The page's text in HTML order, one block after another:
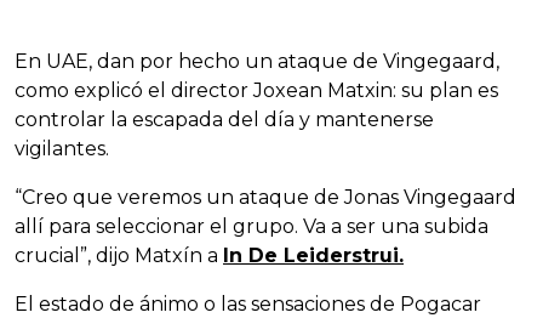
En UAE, dan por hecho un ataque de Vingegaard,
como explicó el director Joxean Matxin: su plan es
controlar la escapada del día y mantenerse
vigilantes.
“Creo que veremos un ataque de Jonas Vingegaard
allí para seleccionar el grupo. Va a ser una subida
crucial”, dijo Matxín a In De Leiderstrui.
El estado de ánimo o las sensaciones de Pogacar